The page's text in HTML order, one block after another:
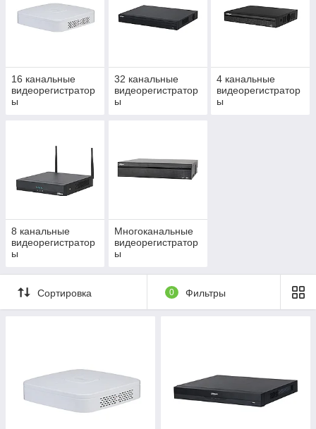
16 канальные
видеорегистратор
ы
32 канальные
видеорегистратор
ы
4 канальные
видеорегистратор
ы
8 канальные
видеорегистратор
ы
Многоканальные
видеорегистратор
ы
Сортировка 0 Фильтры